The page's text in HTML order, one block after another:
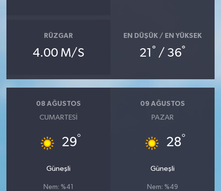
RÜZGAR
4.00 M/S
EN DÜŞÜK / EN YÜKSEK
21 ° / 36°
08 AĞUSTOS
CUMARTESI
29°
Güneşli
Nem: %41
09 AĞUSTOS
PAZAR
28°
Güneşli
Nem: %49